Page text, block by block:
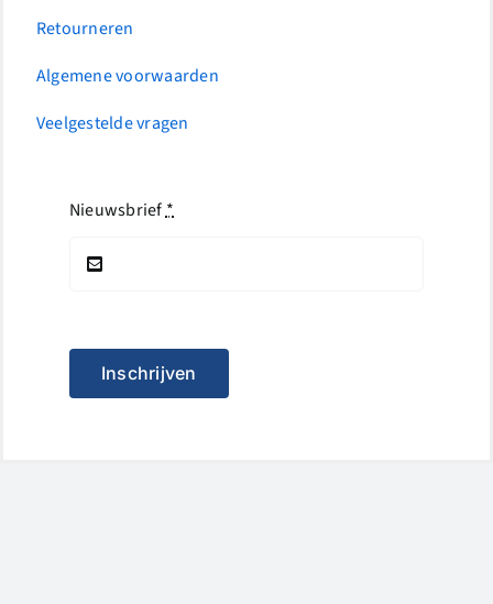
Retourneren
Algemene voorwaarden
Veelgestelde vragen
Nieuwsbrief*
Inschrijven